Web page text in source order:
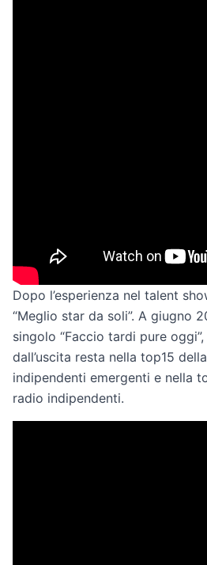
Dopo l’esperienza nel talent
“Meglio star da soli”. A giugno
singolo “Faccio tardi pure
dall’uscita resta nella top15
indipendenti emergenti e nella
radio indipendenti.